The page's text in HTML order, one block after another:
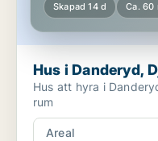
Skapad 14 d Ca. 60
Hus i Danderyd,
Hus att hyra i Danderyd,
rum
Areal